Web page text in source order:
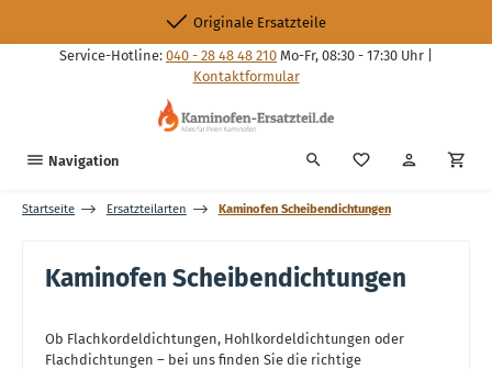
Originale Ersatzteile
Service-Hotline: 040 - 28 48 48 210 Mo-Fr, 08:30 - 17:30 Uhr |
Kontaktformular
Navigation Du hast 0
Startseite Ersatzteilarten Kaminofen Scheibendichtungen
Kaminofen Scheibendichtungen
Ob Flachkordeldichtungen, Hohlkordeldichtungen oder
Flachdichtungen – bei uns finden Sie die richtige